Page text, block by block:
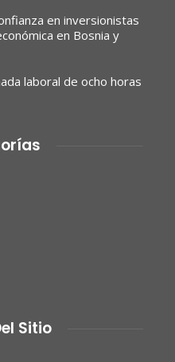
en inversionistas
en Bosnia y
laboral de ocho horas
Sitio